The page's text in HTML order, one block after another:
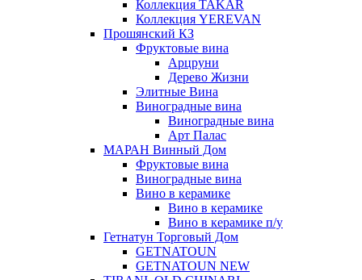
Коллекция TAKAR
Коллекция YEREVAN
Прошянский КЗ
Фруктовые вина
Арцруни
Дерево Жизни
Элитные Вина
Виноградные вина
Виноградные вина
Арт Палас
МАРАН Винный Дом
Фруктовые вина
Виноградные вина
Вино в керамике
Вино в керамике
Вино в керамике п/у
Гетнатун Торговый Дом
GETNATOUN
GETNATOUN NEW